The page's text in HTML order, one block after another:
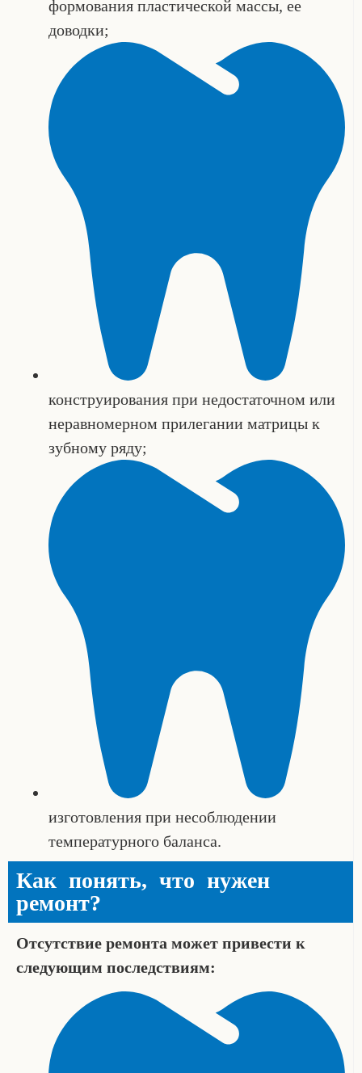
формования пластической массы, ее
доводки;
конструирования при недостаточном или
неравномерном прилегании матрицы к
зубному ряду;
изготовления при несоблюдении
температурного баланса.
Как понять, что нужен
ремонт?
Отсутствие ремонта может привести к
следующим последствиям: